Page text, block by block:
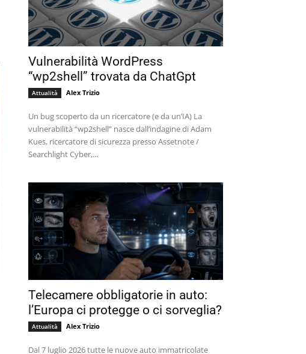
Vulnerabilità WordPress
“wp2shell” trovata da ChatGpt
Attualità Alex Trizio
Un bug scoperto da un ricercatore (e da un’IA) La
vulnerabilità “wp2shell” nasce dall’indagine di Adam
Kues, ricercatore di sicurezza presso Assetnote /
Searchlight Cyber,...
Telecamere obbligatorie in auto:
l’Europa ci protegge o ci sorveglia?
Attualità Alex Trizio
Dal 7 luglio 2026 tutte le nuove auto immatricolate